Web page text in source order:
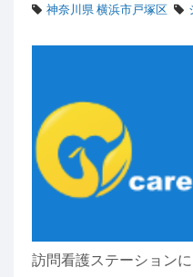
神奈川県 横浜市戸塚区
訪問看護ステーション